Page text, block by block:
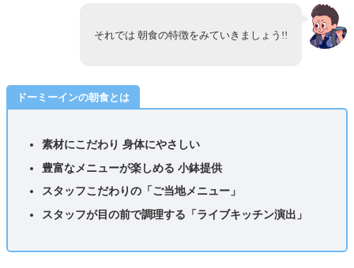
それでは 朝食の特徴をみていきましょう!!
ドーミーインの朝食とは
素材にこだわり 身体にやさしい
豊富なメニューが楽しめる 小鉢提供
スタッフこだわりの「ご当地メニュー」
スタッフが目の前で調理する「ライブキッチン演出」